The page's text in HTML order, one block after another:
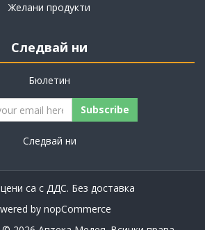
Желани продукти
Следвай ни
Бюлетин
Subscribe
Следвай ни
са с ДДС. Без доставка
by nopCommerce